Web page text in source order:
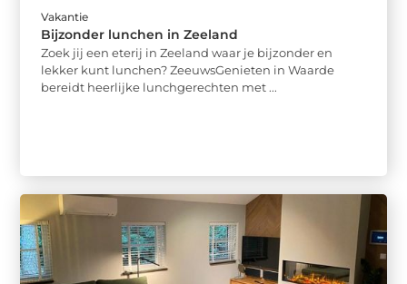
Vakantie
Bijzonder lunchen in Zeeland
Zoek jij een eterij in Zeeland waar je bijzonder en
lekker kunt lunchen? ZeeuwsGenieten in Waarde
bereidt heerlijke lunchgerechten met ...